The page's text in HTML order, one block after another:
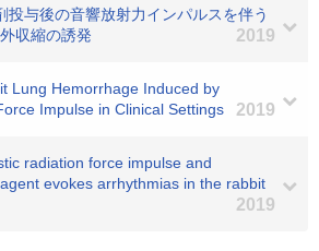
投与後の音響放射力インパルスを伴う
収縮の誘発
2019
Lung Hemorrhage Induced by
Impulse in Clinical Settings
2019
radiation force impulse and
evokes arrhythmias in the rabbit
2019